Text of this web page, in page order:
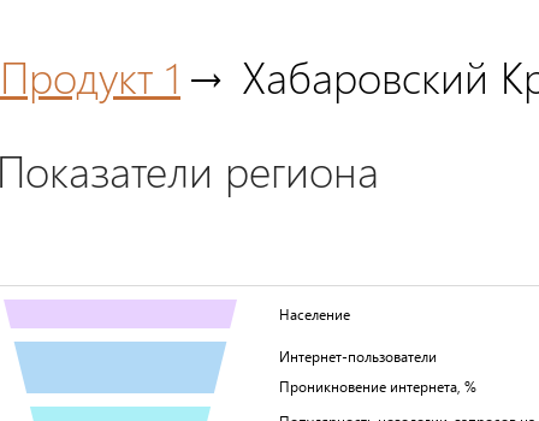
Продукт 1
Хабаровский
региона
Население
Интернет-пользователи
Проникновение интернета, %